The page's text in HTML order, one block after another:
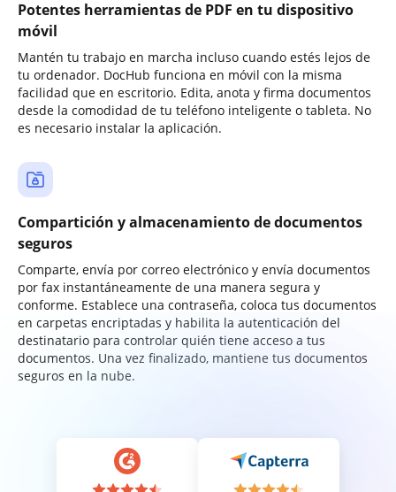
Potentes herramientas de PDF en tu dispositivo
móvil
Mantén tu trabajo en marcha incluso cuando estés lejos de
tu ordenador. DocHub funciona en móvil con la misma
facilidad que en escritorio. Edita, anota y firma documentos
desde la comodidad de tu teléfono inteligente o tableta. No
es necesario instalar la aplicación.
Compartición y almacenamiento de documentos
seguros
Comparte, envía por correo electrónico y envía documentos
por fax instantáneamente de una manera segura y
conforme. Establece una contraseña, coloca tus documentos
en carpetas encriptadas y habilita la autenticación del
destinatario para controlar quién tiene acceso a tus
documentos. Una vez finalizado, mantiene tus documentos
seguros en la nube.